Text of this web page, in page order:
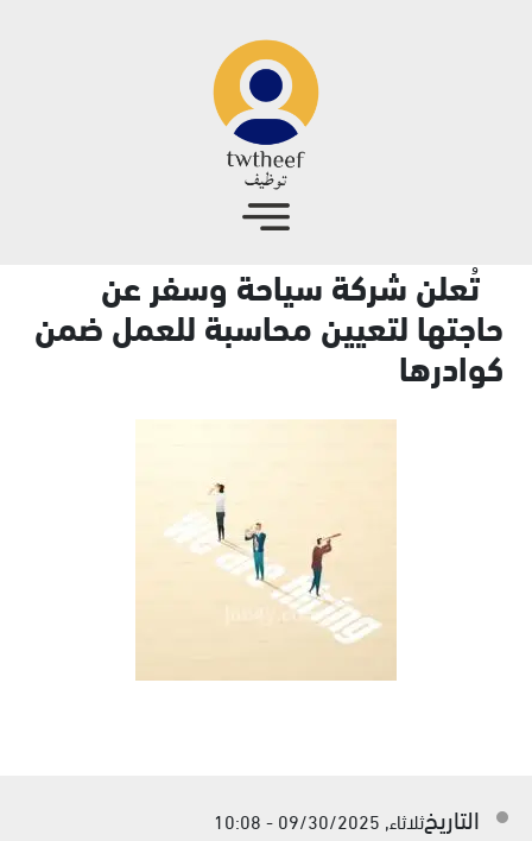
تُعلن شركة سياحة وسفر عن
حاجتها لتعيين محاسبة للعمل ضمن
كوادرها
التاريخثلاثاء, 09/30/2025 - 10:08